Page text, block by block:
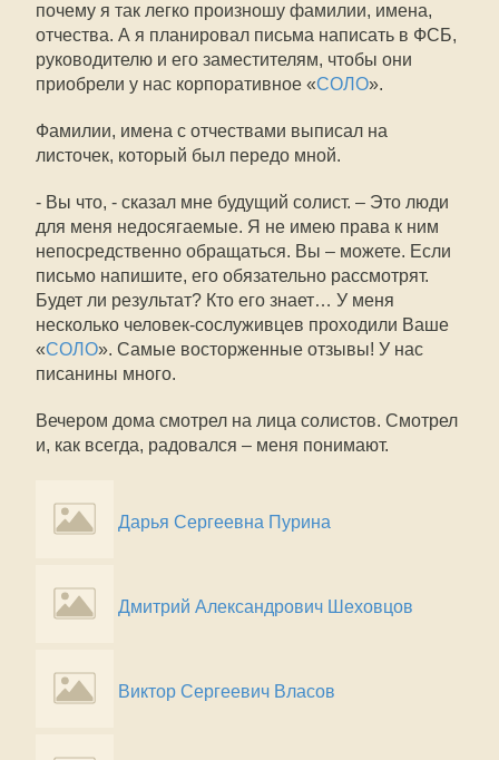
почему я так легко произношу фамилии, имена,
отчества. А я планировал письма написать в ФСБ,
руководителю и его заместителям, чтобы они
приобрели у нас корпоративное «СОЛО».
Фамилии, имена с отчествами выписал на
листочек, который был передо мной.
- Вы что, - сказал мне будущий солист. – Это люди
для меня недосягаемые. Я не имею права к ним
непосредственно обращаться. Вы – можете. Если
письмо напишите, его обязательно рассмотрят.
Будет ли результат? Кто его знает… У меня
несколько человек-сослуживцев проходили Ваше
«СОЛО». Самые восторженные отзывы! У нас
писанины много.
Вечером дома смотрел на лица солистов. Смотрел
и, как всегда, радовался – меня понимают.
Дарья Сергеевна Пурина
Дмитрий Александрович Шеховцов
Виктор Сергеевич Власов